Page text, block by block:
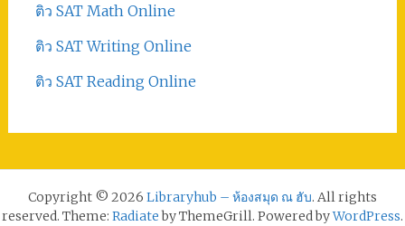
ติว SAT Math Online
ติว SAT Writing Online
ติว SAT Reading Online
Copyright © 2026 Libraryhub – ห้องสมุด ณ ฮับ. All rights
reserved. Theme: Radiateby ThemeGrill. Powered byWordPress.